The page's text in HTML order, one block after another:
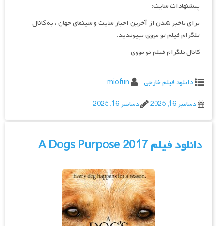
پیشنهادات سایت:
برای باخبر شدن از آخرین اخبار سایت و سینمای جهان ، به کانال
تلگرام فیلم تو مووی بپیوندید.
کانال تلگرام فیلم تو مووی
دانلود فیلم خارجی
miofun
دسامبر 16, 2025
دسامبر 16, 2025
دانلود فیلم A Dogs Purpose 2017